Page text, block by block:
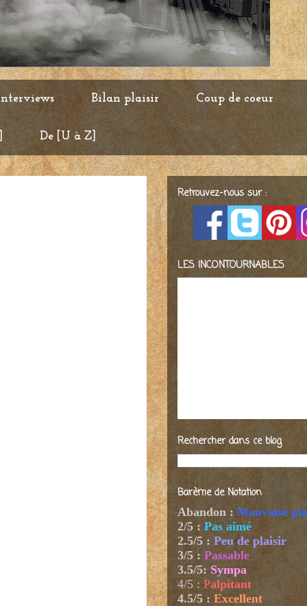
Bilan plaisir Coup de coeur
De [U à Z]
Retrouvez-nous sur :
LES INCONTOURNABLES
Rechercher dans ce blog
Barème de Notation
Abandon : Mauvaise
2/5 : Pas aimé
2.5/5 : Peu de plaisir
3/5 : Passable
3.5/5: Sympa
4/5 : Palpitant
4.5/5 : Excellent